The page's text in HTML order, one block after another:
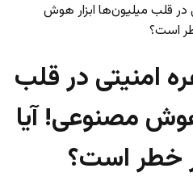
در قلب میلیون‌ها ابزار هوش
است؟
امنیتی در قلب
مصنوعی! آیا
خطر است؟